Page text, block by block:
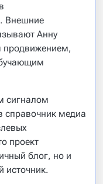
Внешние
Анну
продвижением,
сигналом
справочник медиа
проект
блог, но и
источник.